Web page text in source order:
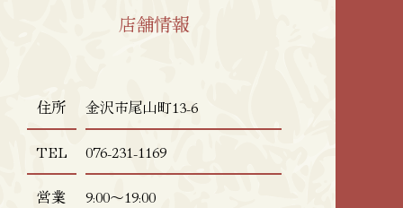
店舗情報
住所 金沢市尾山町13-6
TEL 076-231-1169
営業 9:00〜19:00